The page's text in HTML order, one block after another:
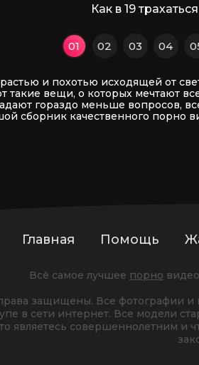
Как в 19
01 02 03 04
и похотью исходящей от
такие вещи, о которых мечтают
гораздо меньше вопросов,
сборник качественного порно
Главная Помощь
Всё самое лучшее порно
защищены. Все фотографии и
в сети интернет. Все модели
являетесь совершеннолетним и